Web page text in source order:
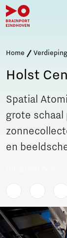
Home Verdieping
Holst
Spatial
grote schaal
en